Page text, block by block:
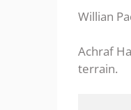
Willian
Achraf
terrain.